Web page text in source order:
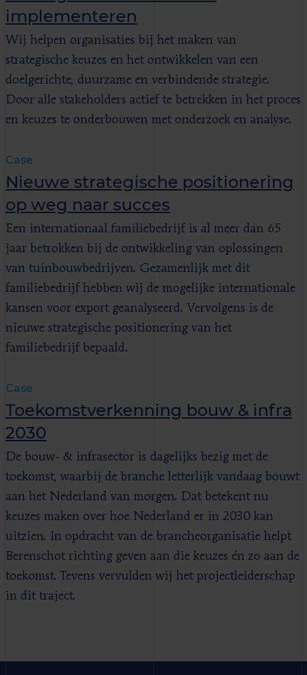
implementeren
Wij helpen organisaties bij het maken van
strategische keuzes en het ontwikkelen van een
doelgerichte, duurzame en verbindende strategie.
Door alle stakeholders actief te betrekken in het proces
en keuzes te onderbouwen met onderzoek en analyse.
Case
Nieuwe strategische positionering
op weg naar succes
Een internationaal familiebedrijf is al meer dan 65
jaar betrokken bij de ontwikkeling van oplossingen
van tuinbouwbedrijven. Gezamenlijk met dit
familiebedrijf hebben wij de mogelijke internationale
kansen voor export geanalyseerd. Vervolgens is de
nieuwe strategische positionering van het
familiebedrijf bepaald.
Case
Toekomstverkenning bouw & infra
2030
De bouw- & infrasector is dagelijks bezig met de
toekomst, waarbij de branche letterlijk vandaag bouwt
aan het Nederland van morgen. Dat betekent nu
keuzes maken over hoe Nederland er in 2030 kan
uitzien. In opdracht van de brancheorganisatie helpt
Berenschot richting geven aan die keuzes én zo aan de
toekomst. Tevens vervulden wij het projectleiderschap
in dit traject.